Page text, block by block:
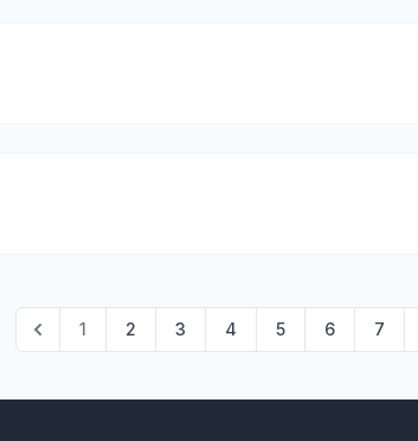
1 2 3 4 5 6 7